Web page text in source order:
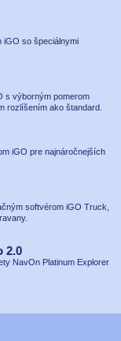
iGO so špeciálnymi
s výborným pomerom
rozlíšením ako štandard.
iGO pre najnáročnejších
softvérom iGO Truck,
2.0
NavOn Platinum Explorer